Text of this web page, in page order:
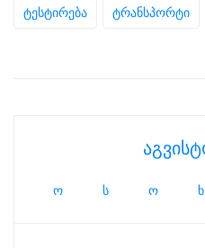
ტესტირება ტრანსპორტი
ო ს ო ხ